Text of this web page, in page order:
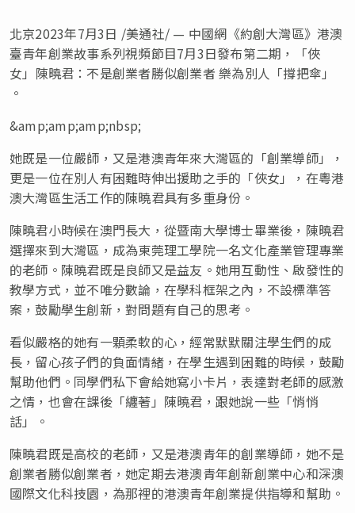
北京2023年7月3日 /美通社/ — 中國網《約創大灣區》港澳
臺青年創業故事系列視頻節目7月3日發布第二期，
「俠
女 」 陳曉君：不是創業者勝似創業者 樂為別人 「撐把傘 」
。
&amp;amp;amp;nbsp;
她既是一位嚴師，又是港澳青年來大灣區的 「創業導師」
，
更是一位在別人有困難時伸出援助之手的 「俠女 」
，在粵港
澳大灣區生活工作的陳曉君具有多重身份。
陳曉君小時候在澳門長大，從暨南大學博士畢業後，陳曉君
選擇來到大灣區，成為東莞理工學院一名文化產業管理專業
的老師。陳曉君既是良師又是益友。她用互動性、啟發性的
教學方式，並不唯分數論，在學科框架之內，不設標準答
案，鼓勵學生創新，對問題有自己的思考。
看似嚴格的她有一顆柔軟的心，經常默默關注學生們的成
長，留心孩子們的負面情緒，在學生遇到困難的時候，鼓勵
幫助他們。同學們私下會給她寫小卡片，表達對老師的感激
之情，也會在課後「纏著 」 陳曉君，跟她說一些 「悄悄
話」
。
陳曉君既是高校的老師，又是港澳青年的創業導師，她不是
創業者勝似創業者，她定期去港澳青年創新創業中心和深澳
國際文化科技園，為那裡的港澳青年創業提供指導和幫助。